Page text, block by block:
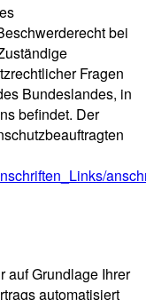
bei
Fragen
Bundeslandes, in
befindet. Der
auf Grundlage Ihrer
automatisiert